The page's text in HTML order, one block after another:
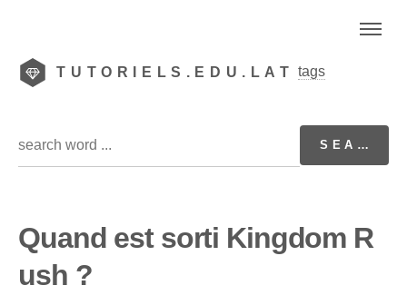
TUTORIELS.EDU.LAT tags
Quand est sorti Kingdom R
ush ?